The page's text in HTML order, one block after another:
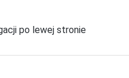
po lewej stronie